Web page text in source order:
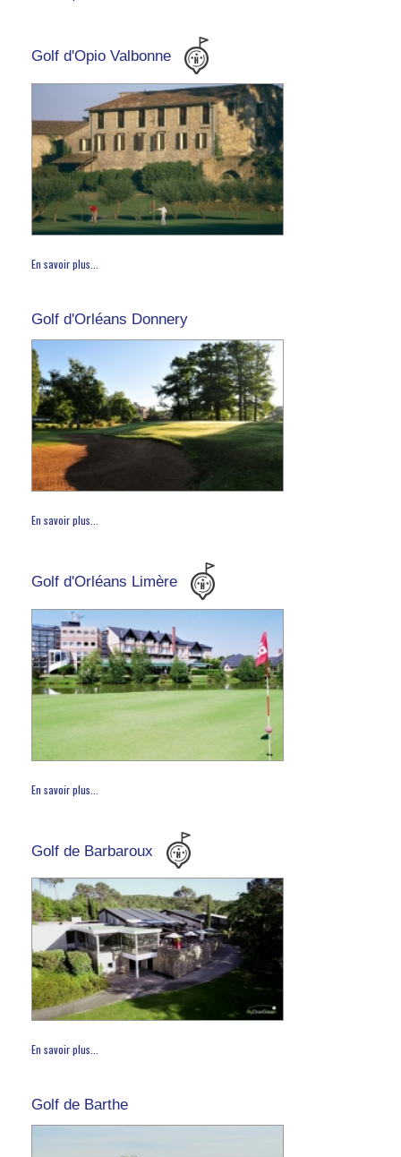
Golf d'Opio Valbonne
En savoir plus...
Golf d'Orléans Donnery
En savoir plus...
Golf d'Orléans Limère
En savoir plus...
Golf de Barbaroux
En savoir plus...
Golf de Barthe